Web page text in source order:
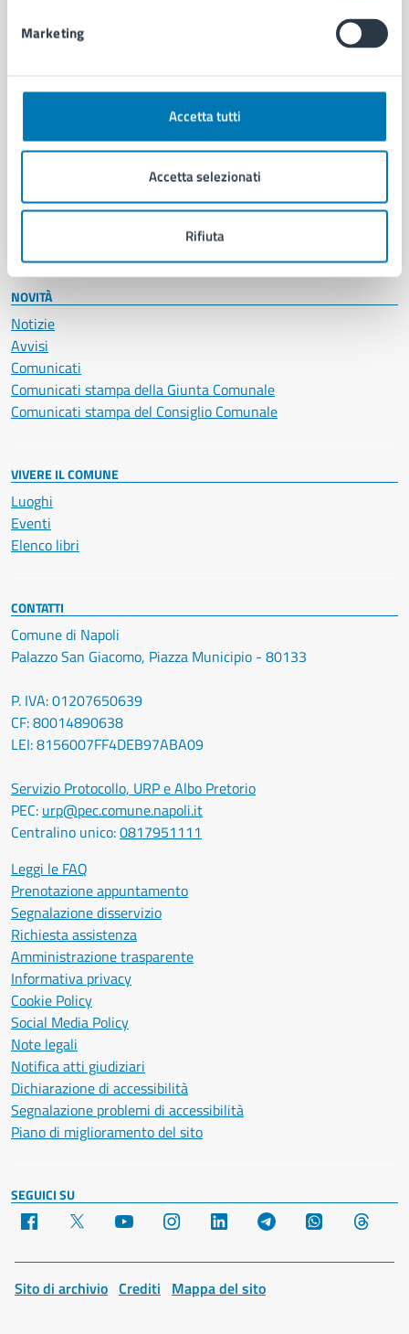
Marketing
Accetta tutti
Accetta selezionati
Rifiuta
Anagrafe e stato civile
Giustizia e sicurezza pubblica
Servizi Cimiteriali
NOVITÀ
Notizie
Avvisi
Comunicati
Comunicati stampa della Giunta Comunale
Comunicati stampa del Consiglio Comunale
VIVERE IL COMUNE
Luoghi
Eventi
Elenco libri
CONTATTI
Comune di Napoli
Palazzo San Giacomo, Piazza Municipio - 80133
P. IVA: 01207650639
CF: 80014890638
LEI: 8156007FF4DEB97ABA09
Servizio Protocollo, URP e Albo Pretorio
PEC: urp@pec.comune.napoli.it
Centralino unico:0817951111
Leggi le FAQ
Prenotazione appuntamento
Segnalazione disservizio
Richiesta assistenza
Amministrazione trasparente
Informativa privacy
Cookie Policy
Social Media Policy
Note legali
Notifica atti giudiziari
Dichiarazione di accessibilità
Segnalazione problemi di accessibilità
Piano di miglioramento del sito
SEGUICI SU
Facebook YouTube Instagram LinkedIn Telegram WhatsApp
Sito di archivio Crediti Mappa del sito